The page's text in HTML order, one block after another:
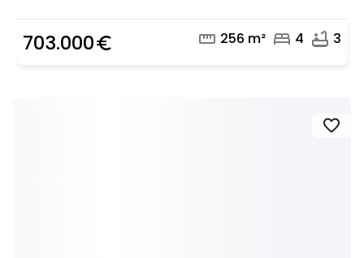
703.000euro_symbol straighten 256 m² bed 4 bathtub 3
favorite